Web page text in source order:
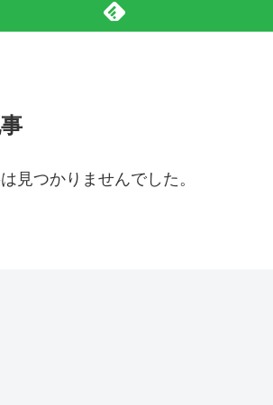
見つかりませんでした。